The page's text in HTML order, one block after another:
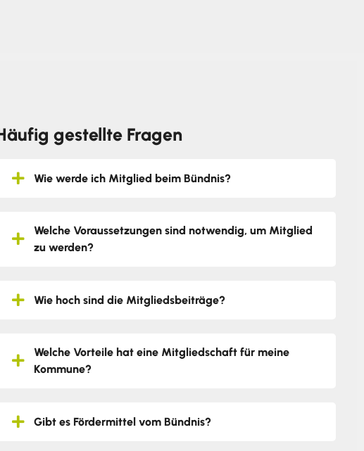
gestellte Fragen
Wie werde ich Mitglied beim Bündnis?
Welche Voraussetzungen sind notwendig, um Mitglied
zu werden?
Wie hoch sind die Mitgliedsbeiträge?
Welche Vorteile hat eine Mitgliedschaft für meine
Kommune?
Gibt es Fördermittel vom Bündnis?